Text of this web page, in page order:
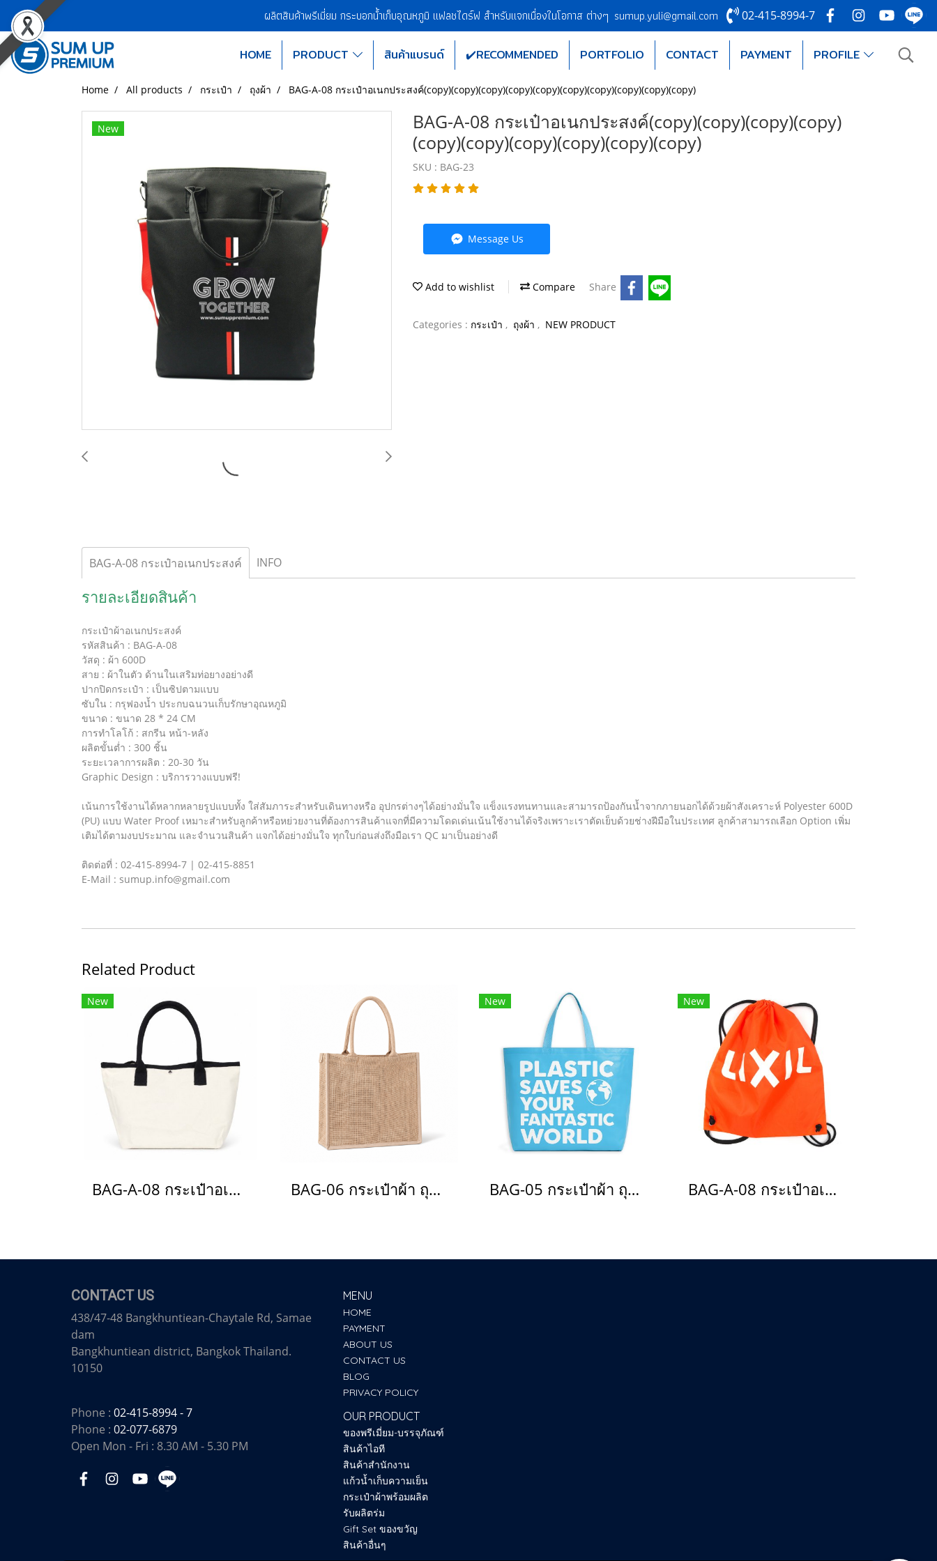
ผลิตสินค้าพรีเมี่ยม กระบอกน้ำเก็บอุณหภูมิ แฟลชไดร์ฟ สำหรับแจกเนื่องในโอกาส ต่างๆ sumup.yuli@gmail.com 02-415-8994-7
HOME PRODUCT สินค้าแบรนด์ ✔️RECOMMENDED PORTFOLIO CONTACT PAYMENT PROFILE
Home All products กระเป๋า ถุงผ้า BAG-A-08 กระเป๋าอเนกประสงค์(copy)(copy)(copy)(copy)(copy)(copy)(copy)(copy)(copy)(copy)
New
BAG-A-08 กระเป๋าอเนกประสงค์(copy)(copy)(copy)(copy)
(copy)(copy)(copy)(copy)(copy)(copy)
SKU : BAG-23
Message Us
Add to wishlist Compare Share
Categories : กระเป๋า , ถุงผ้า , NEW PRODUCT
BAG-A-08 กระเป๋าอเนกประสงค์ INFO
รายละเอียดสินค้า
กระเป๋าผ้าอเนกประสงค์
รหัสสินค้า : BAG-A-08
วัสดุ : ผ้า 600D
สาย : ผ้าในตัว ด้านในเสริมท่อยางอย่างดี
ปากปิดกระเป๋า : เป็นซิปตามแบบ
ซับใน : กรุฟองน้ำ ประกบฉนวนเก็บรักษาอุณหภูมิ
ขนาด : ขนาด 28 * 24 CM
การทำโลโก้ : สกรีน หน้า-หลัง
ผลิตขั้นต่ำ : 300 ชิ้น
ระยะเวลาการผลิต : 20-30 วัน
Graphic Design : บริการวางแบบฟรี!
เน้นการใช้งานได้หลากหลายรูปแบบทั้ง ใส่สัมภาระสำหรับเดินทางหรือ อุปกรต่างๆได้อย่างมั่นใจ แข็งแรงทนทานและสามารถป้องกันน้ำจากภายนอกได้ด้วยผ้าสังเคราะห์ Polyester 600D
(PU) แบบ Water Proof เหมาะสำหรับลูกค้าหรือหย่วยงานที่ต้องการสินค้าแจกที่มีความโดดเด่นเน้นใช้งานได้จริงเพราะเราตัดเย็บด้วยช่างฝีมือในประเทศ ลูกค้าสามารถเลือก Option เพิ่ม
เติมได้ตามงบประมาณ และจำนวนสินค้า แจกได้อย่างมั่นใจ ทุกใบก่อนส่งถึงมือเรา QC มาเป็นอย่างดี
ติดต่อที่ : 02-415-8994-7 | 02-415-8851
E-Mail : sumup.info@gmail.com
Related Product
New
BAG-A-08 กระเป๋าอเนกประสงค์(copy)(copy)(copy)(copy)(copy)(copy)(copy)(copy)(copy)(copy) BAG-06 กระเป๋าผ้า ถุงผ้า กระสอบ
New
BAG-05 กระเป๋าผ้า ถุงผ้า สปันบอนด์ 75 แกรม(copy)
New
BAG-A-08 กระเป๋าอเนกประสงค์(copy)(copy)
CONTACT US
438/47-48 Bangkhuntiean-Chaytale Rd, Samae
dam
Bangkhuntiean district, Bangkok Thailand.
10150
Phone : 02-415-8994 - 7
Phone : 02-077-6879
Open Mon - Fri : 8.30 AM - 5.30 PM
MENU
HOME
PAYMENT
ABOUT US
CONTACT US
BLOG
PRIVACY POLICY
OUR PRODUCT
ของพรีเมี่ยม-บรรจุภัณฑ์
สินค้าไอที
สินค้าสำนักงาน
แก้วน้ำเก็บความเย็น
กระเป๋าผ้าพร้อมผลิต
รับผลิตร่ม
Gift Set ของขวัญ
สินค้าอื่นๆ